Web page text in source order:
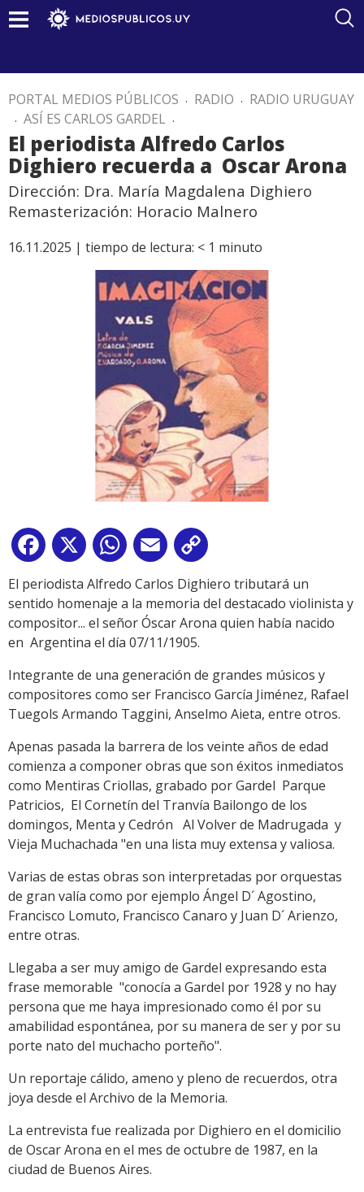
PORTAL MEDIOS PÚBLICOS . RADIO . RADIO URUGUAY
. ASÍ ES CARLOS GARDEL .
El periodista Alfredo Carlos
Dighiero recuerda a Oscar Arona
Dirección: Dra. María Magdalena Dighiero
Remasterización: Horacio Malnero
16.11.2025 | tiempo de lectura: < 1 minuto
Facebook
X WhatsApp
Email
Link
El periodista Alfredo Carlos Dighiero tributará un
sentido homenaje a la memoria del destacado violinista y
compositor... el señor Óscar Arona quien había nacido
en Argentina el día 07/11/1905.
Integrante de una generación de grandes músicos y
compositores como ser Francisco García Jiménez, Rafael
Tuegols Armando Taggini, Anselmo Aieta, entre otros.
Apenas pasada la barrera de los veinte años de edad
comienza a componer obras que son éxitos inmediatos
como Mentiras Criollas, grabado por Gardel Parque
Patricios, El Cornetín del Tranvía Bailongo de los
domingos, Menta y Cedrón Al Volver de Madrugada y
Vieja Muchachada "en una lista muy extensa y valiosa.
Varias de estas obras son interpretadas por orquestas
de gran valía como por ejemplo Ángel D´ Agostino,
Francisco Lomuto, Francisco Canaro y Juan D´ Arienzo,
entre otras.
Llegaba a ser muy amigo de Gardel expresando esta
frase memorable "conocía a Gardel por 1928 y no hay
persona que me haya impresionado como él por su
amabilidad espontánea, por su manera de ser y por su
porte nato del muchacho porteño".
Un reportaje cálido, ameno y pleno de recuerdos, otra
joya desde el Archivo de la Memoria.
La entrevista fue realizada por Dighiero en el domicilio
de Oscar Arona en el mes de octubre de 1987, en la
ciudad de Buenos Aires.